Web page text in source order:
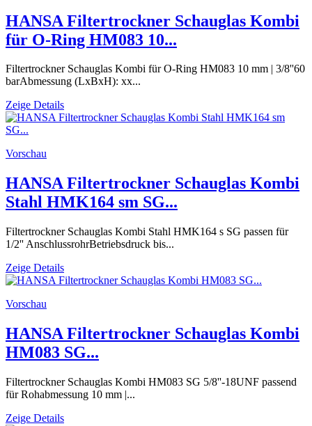
HANSA Filtertrockner Schauglas Kombi
für O-Ring HM083 10...
Filtertrockner Schauglas Kombi für O-Ring HM083 10 mm | 3/8''60
barAbmessung (LxBxH): xx...
Zeige Details
Vorschau
HANSA Filtertrockner Schauglas Kombi
Stahl HMK164 sm SG...
Filtertrockner Schauglas Kombi Stahl HMK164 s SG passen für
1/2'' AnschlussrohrBetriebsdruck bis...
Zeige Details
Vorschau
HANSA Filtertrockner Schauglas Kombi
HM083 SG...
Filtertrockner Schauglas Kombi HM083 SG 5/8''-18UNF passend
für Rohabmessung 10 mm |...
Zeige Details